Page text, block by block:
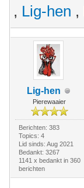
, Lig-hen ,
Lig-hen
Pierewaaier
Berichten: 383
Topics: 4
Lid sinds: Aug 2021
Bedankt: 3267
1141 x bedankt in 360
berichten